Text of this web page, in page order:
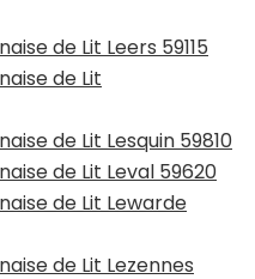
de Lit Leers 59115
de Lit
de Lit Lesquin 59810
de Lit Leval 59620
de Lit Lewarde
de Lit Lezennes